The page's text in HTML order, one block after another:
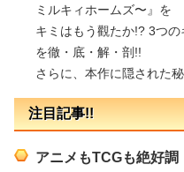
ミルキィホームズ〜』を
キミはもう觀たか!? 3つ
を徹・底・解・剖!!
さらに、本作に隠された
注目記事!!
アニメもTCGも絶好調